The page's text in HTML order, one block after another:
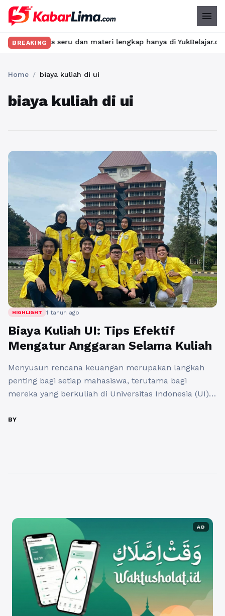
menu
BREAKING
kelas seru dan materi lengkap hanya di YukBelajar.com.
Home / biaya kuliah di ui
biaya kuliah di ui
HIGHLIGHT 1 tahun ago
Biaya Kuliah UI: Tips Efektif
Mengatur Anggaran Selama Kuliah
Menyusun rencana keuangan merupakan langkah
penting bagi setiap mahasiswa, terutama bagi
mereka yang berkuliah di Universitas Indonesia (UI).
itu sendiri, tetapi juga berbagai pengeluaran lain
BY
AD